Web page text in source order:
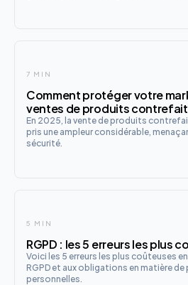
7 MIN
Comment protéger votre
ventes de produits
En 2025, la vente de produits
pris une ampleur considérable,
sécurité.
5 MIN
RGPD : les 5 erreurs les plus
Voici les 5 erreurs les plus coûteuses
RGPD et aux obligations en matière
personnelles.